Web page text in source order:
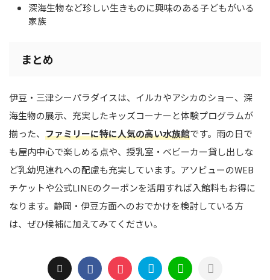
深海生物など珍しい生きものに興味のある子どもがいる
家族
まとめ
伊豆・三津シーパラダイスは、イルカやアシカのショー、深
海生物の展示、充実したキッズコーナーと体験プログラムが
揃った、 ファミリーに特に人気の高い水族館です。雨の日で
も屋内中心で楽しめる点や、授乳室・ベビーカー貸し出しな
ど乳幼児連れへの配慮も充実しています。アソビューのWEB
チケットや公式LINEのクーポンを活用すれば入館料もお得に
なります。静岡・伊豆方面へのおでかけを検討している方
は、ぜひ候補に加えてみてください。